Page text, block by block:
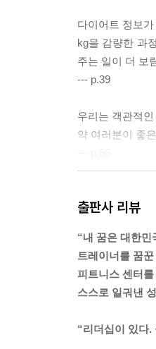
다이어트 정보
kg을 감량한 과
주는 일이 더 보
--- p.39
우리는 객관적
약 여러분이 좋
게 되뇌이세요.
원하는 게 있다
륭한 사람들을
있지 말아야 한
--- p.107
출판사 리뷰
“내 꿈은 대한
트레이너를 꿈
피트니스 센터
스스로 일궈낸
“리더십이 있다.